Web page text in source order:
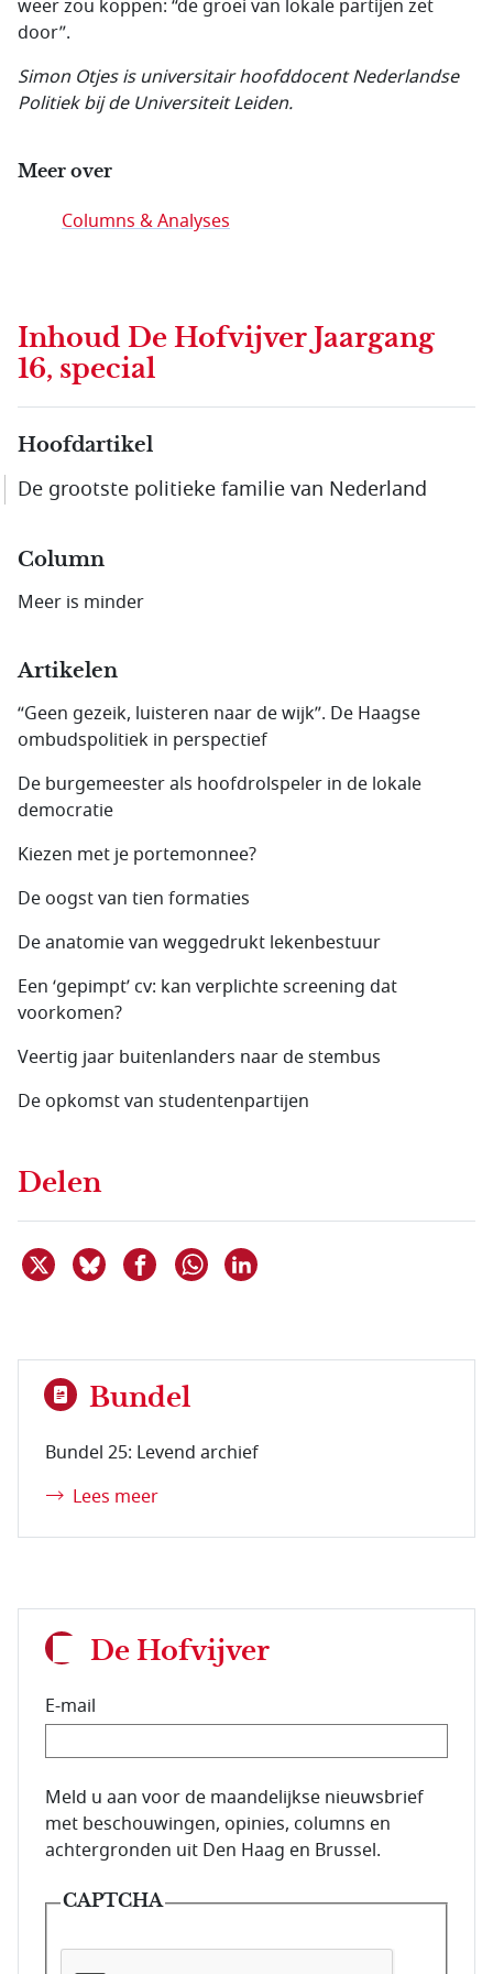
weer zou koppen: “de groei van lokale partijen zet
door”.
Simon Otjes is universitair hoofddocent Nederlandse
Politiek bij de Universiteit Leiden.
Meer over
Columns & Analyses
Inhoud De Hofvijver Jaargang
16, special
Hoofdartikel
De grootste politieke familie van Nederland
Column
Meer is minder
Artikelen
“Geen gezeik, luisteren naar de wijk”. De Haagse
ombudspolitiek in perspectief
De burgemeester als hoofdrolspeler in de lokale
democratie
Kiezen met je portemonnee?
De oogst van tien formaties
De anatomie van weggedrukt lekenbestuur
Een ‘gepimpt’ cv: kan verplichte screening dat
voorkomen?
Veertig jaar buitenlanders naar de stembus
De opkomst van studentenpartijen
Delen
Deel dit item op X
Deel dit item op Bluesky
Deel dit item op Facebook
Delen via WhatsApp
Bundel
Bundel 25: Levend archief
Lees meer
De Hofvijver
E-mail
E-mailadres van de abonnee.
Meld u aan voor de maandelijkse nieuwsbrief
met beschouwingen, opinies, columns en
achtergronden uit Den Haag en Brussel.
CAPTCHA